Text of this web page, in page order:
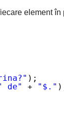
element
);
de" + "$."